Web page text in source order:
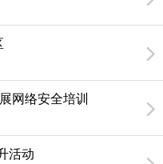
网络安全培训
活动